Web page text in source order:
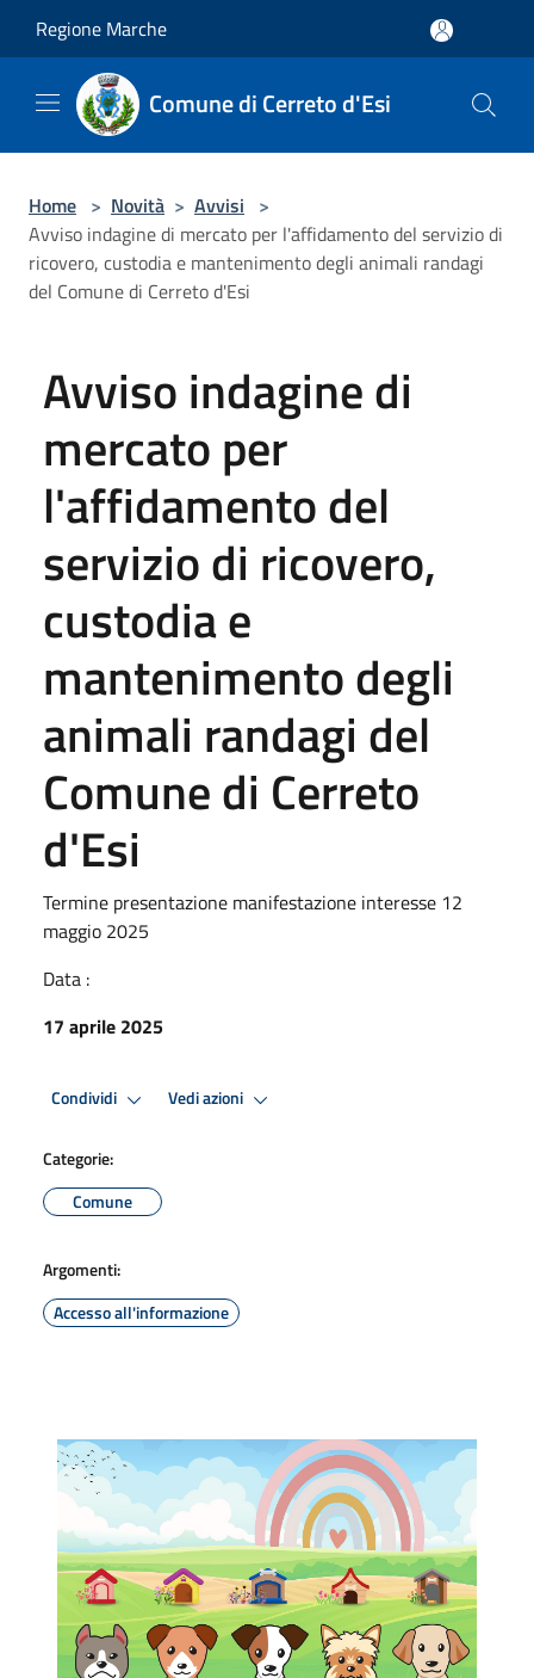
Regione Marche
Comune di Cerreto d'Esi
Home > Novità > Avvisi >
Avviso indagine di mercato per l'affidamento del servizio di
ricovero, custodia e mantenimento degli animali randagi
del Comune di Cerreto d'Esi
Avviso indagine di
mercato per
l'affidamento del
servizio di ricovero,
custodia e
mantenimento degli
animali randagi del
Comune di Cerreto
d'Esi
Termine presentazione manifestazione interesse 12
maggio 2025
Data :
17 aprile 2025
Condividi Vedi azioni
Categorie:
Comune
Argomenti:
Accesso all'informazione